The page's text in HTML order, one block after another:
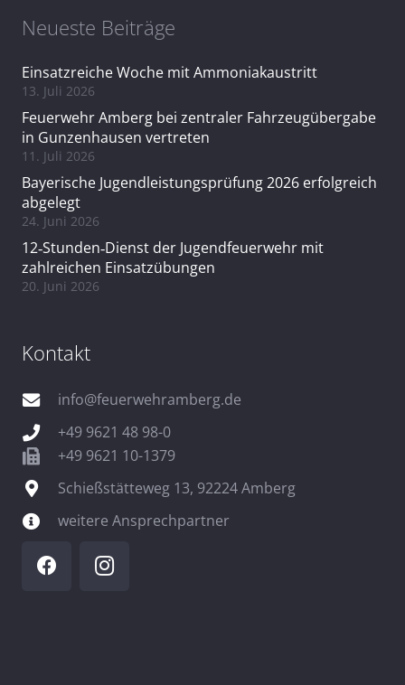
Neueste Beiträge
Einsatzreiche Woche mit Ammoniakaustritt
13. Juli 2026
Feuerwehr Amberg bei zentraler Fahrzeugübergabe
in Gunzenhausen vertreten
11. Juli 2026
Bayerische Jugendleistungsprüfung 2026 erfolgreich
abgelegt
24. Juni 2026
12‑Stunden‑Dienst der Jugendfeuerwehr mit
zahlreichen Einsatzübungen
20. Juni 2026
Kontakt
info@feuerwehramberg.de
+49 9621 48 98-0
+49 9621 10-1379
Schießstätteweg 13, 92224 Amberg
weitere Ansprechpartner